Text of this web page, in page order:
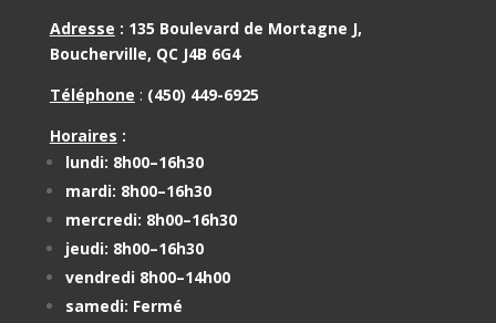
Adresse : 135 Boulevard de Mortagne J,
Boucherville, QC J4B 6G4
Téléphone : (450) 449-6925
Horaires :
lundi: 8h00–16h30
mardi: 8h00–16h30
mercredi: 8h00–16h30
jeudi: 8h00–16h30
vendredi 8h00–14h00
samedi: Fermé